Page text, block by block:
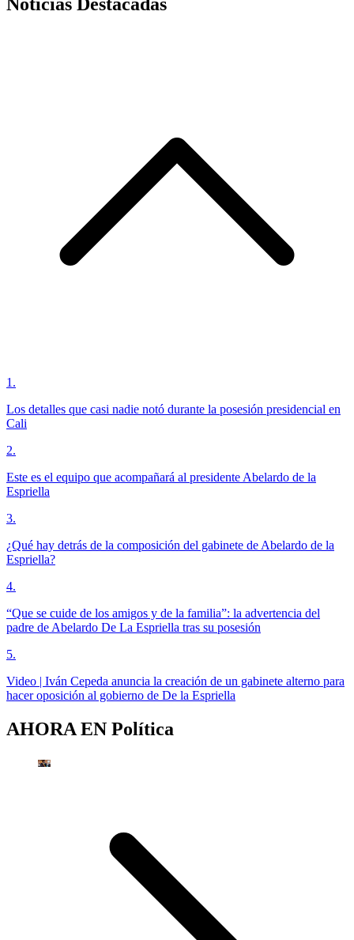
1 .
Los detalles que casi nadie notó durante la posesión presidencial en
Cali
2.
Este es el equipo que acompañará al presidente Abelardo de la
Espriella
3.
¿Qué hay detrás de la composición del gabinete de Abelardo de la
Espriella?
4.
“Que se cuide de los amigos y de la familia”: la advertencia del
padre de Abelardo De La Espriella tras su posesión
5.
Video | Iván Cepeda anuncia la creación de un gabinete alterno para
hacer oposición al gobierno de De la Espriella
AHORA EN Política